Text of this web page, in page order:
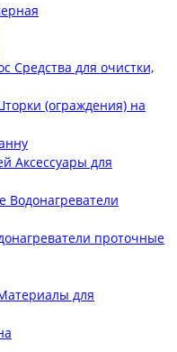
Средства для очистки,
(ограждения) на
Аксессуары для
Водонагреватели
проточные
для